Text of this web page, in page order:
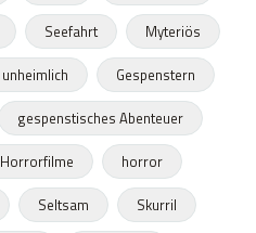
Seefahrt
Myteriös
unheimlich
Gespenstern
gespenstisches Abenteuer
Horrorfilme
horror
Seltsam
Skurril